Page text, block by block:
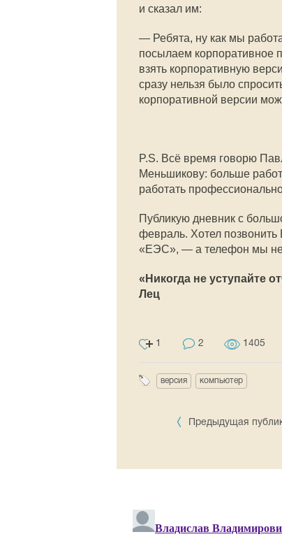
и сказал им:
— Ребята, ну как мы
посылаем корпоративное
взять корпоративную
сразу нельзя было
корпоративной версии
P.S. Всё время говорю
Меньшикову: больше
работать
Публикую дневник с
февраль. Хотел
«ЕЭС», — а телефон мы не
«Никогда не уступайте
Лец
1 2 1405
версия компьютер
Предыдущая